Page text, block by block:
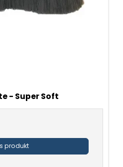
- Super Soft
produkt